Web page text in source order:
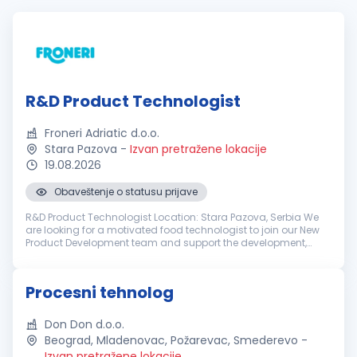
R&D Product Technologist
Froneri Adriatic d.o.o.
Stara Pazova - Izvan pretražene lokacije
19.08.2026
Obaveštenje o statusu prijave
R&D Product Technologist Location: Stara Pazova, Serbia We
are looking for a motivated food technologist to join our New
Product Development team and support the development,
Procesni tehnolog
Don Don d.o.o.
Beograd, Mladenovac, Požarevac, Smederevo -